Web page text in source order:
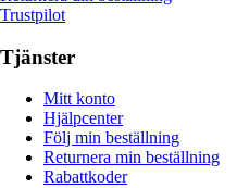
Trustpilot
Tjänster
Mitt konto
Hjälpcenter
Följ min beställning
Returnera min beställning
Rabattkoder